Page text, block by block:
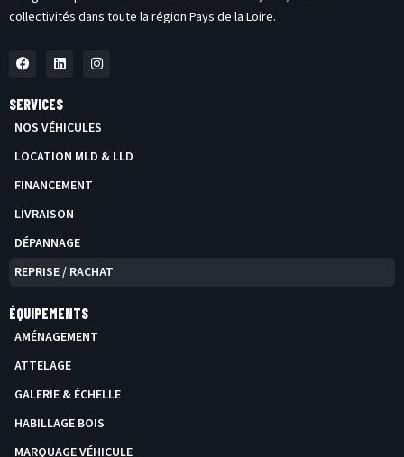
collectivités dans toute la région Pays de la Loire.
F
A
E
B
O
O
K
L
I
K
E
D
I
N
I
N
G
R
A
M
SERVICES
NOS VÉHICULES
LOCATION MLD & LLD
FINANCEMENT
LIVRAISON
DÉPANNAGE
REPRISE / RACHAT
ÉQUIPEMENTS
AMÉNAGEMENT
ATTELAGE
GALERIE & ÉCHELLE
HABILLAGE BOIS
MARQUAGE VÉHICULE